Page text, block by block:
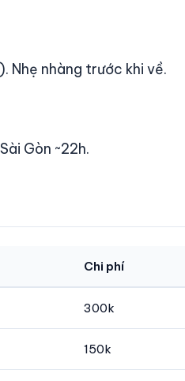
nhàng trước khi về.
Gòn ~22h.
Chi phí
300k
150k